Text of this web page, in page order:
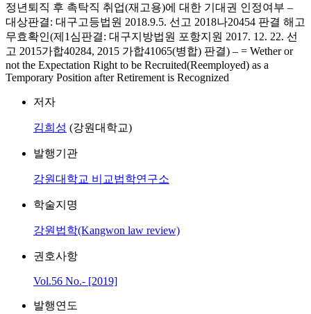
정년퇴직 후 촉탁직 취업(재고용)에 대한 기대권 인정여부 ‒
대상판결: 대구고등법원 2018.9.5. 선고 2018나20454 판결 해고
무효확인(제1심판결: 대구지방법원 포항지원 2017. 12. 22. 선
고 2015가합40284, 2015 가합41065(병합) 판결) ‒ = Wether or
not the Expectation Right to be Recruited(Reemployed) as a
Temporary Position after Retirement is Recognized
저자
김희성 (강원대학교)
발행기관
강원대학교 비교법학연구소
학술지명
강원법학(Kangwon law review)
권호사항
Vol.56 No.- [2019]
발행연도